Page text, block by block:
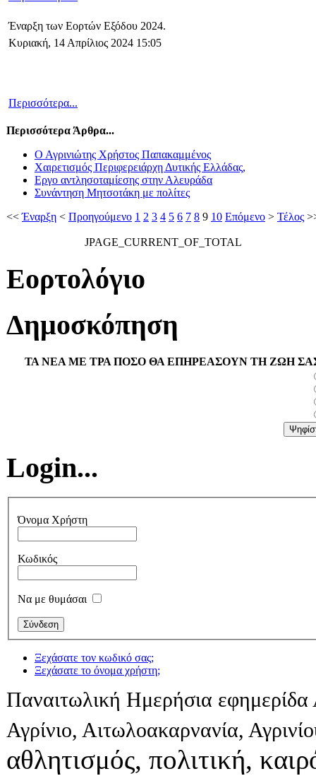
Έναρξη των Εορτών Εξόδου 2024.
Κυριακή, 14 Απρίλιος 2024 15:05
Περισσότερα...
Περισσότερα Άρθρα...
Ο Αγρινιώτης Χρήστος Παπακαμμένος
Χαιρετισμός Περιφερειάρχη Δυτικής Ελλάδας,
Εργο αντλησοταμίεσης στην Αλευράδα
Συνάντηση Μητσοτάκη με πολίτες
<<Έναρξη < Προηγούμενο 1 2 3 4 5 6 7 8 9 10 Επόμενο > Τέλος
JPAGE_CURRENT_OF_TOTAL
Εορτολόγιο
Δημοσκόπηση
ΤΑ ΝΕΑ ΜΕ ΤΡΑ ΠΟΣΟ ΘΑ ΕΠΗΡΕΑΣΟΥΝ ΤΗ ΖΩΗ
Login...
Όνομα Χρήστη
Κωδικός
Να με θυμάσαι
Ξεχάσατε τον κωδικό σας;
Ξεχάσατε το όνομα χρήστη;
Παναιτωλική Ημερήσια εφημερίδα
Αγρίνιο, Αιτωλοακαρνανία,
αθλητισμός, πολιτική,